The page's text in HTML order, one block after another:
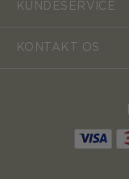
KUNDESERVICE
KONTAKT OS